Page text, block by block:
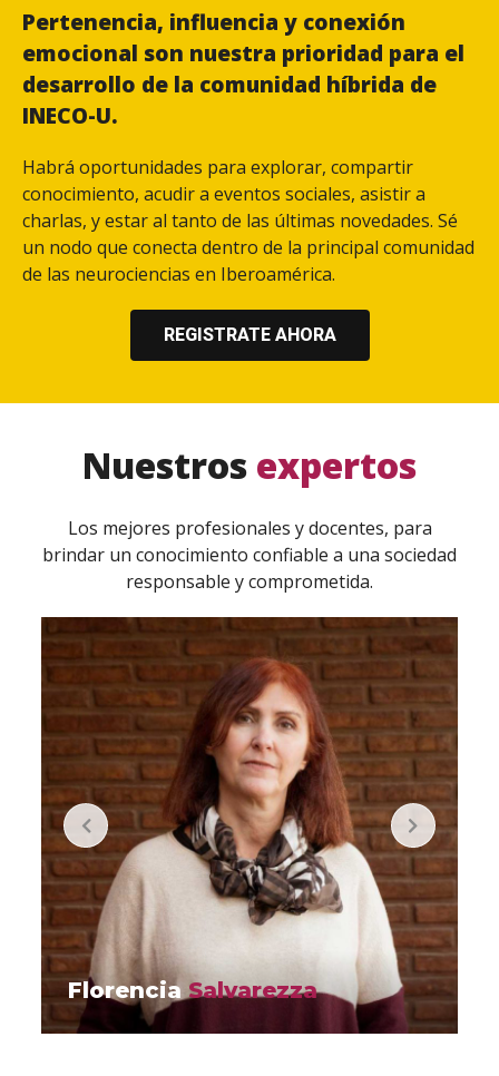
Pertenencia, influencia y conexión
emocional son nuestra prioridad para el
desarrollo de la comunidad híbrida de
INECO-U.
Habrá oportunidades para explorar, compartir
conocimiento, acudir a eventos sociales, asistir a
charlas, y estar al tanto de las últimas novedades. Sé
un nodo que conecta dentro de la principal comunidad
de las neurociencias en Iberoamérica.
REGISTRATE AHORA
Nuestros expertos
Los mejores profesionales y docentes, para
brindar un conocimiento confiable a una sociedad
responsable y comprometida.
FlorenciaSalvarezza